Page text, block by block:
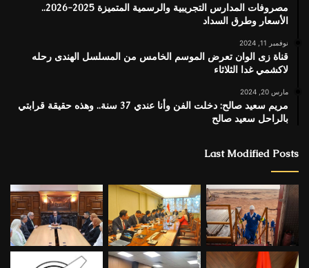
مصروفات المدارس التجريبية والرسمية المتميزة 2025-2026..
الأسعار وطرق السداد
نوفمبر 11, 2024
قناة زى الوان تعرض الموسم الخامس من المسلسل الهندى رحله
لاكشمي غدا الثلاثاء
مارس 20, 2024
مريم سعيد صالح: دخلت الفن وأنا عندي 37 سنة.. وهذه حقيقة قرابتي
بالراحل سعيد صالح
Last Modified Posts